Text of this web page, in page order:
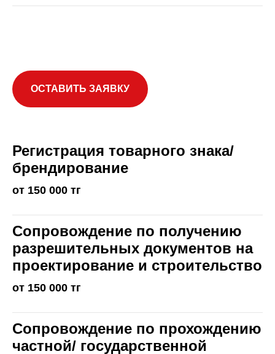
ОСТАВИТЬ ЗАЯВКУ
Регистрация товарного знака/
брендирование
от 150 000 тг
Сопровождение по получению
разрешительных документов на
проектирование и строительство
от 150 000 тг
Сопровождение по прохождению
частной/ государственной